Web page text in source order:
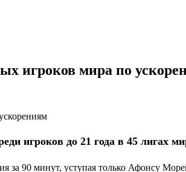
игроков мира по
игроков до 21 года в 45 лигах
за 90 минут, уступая только Афонсу